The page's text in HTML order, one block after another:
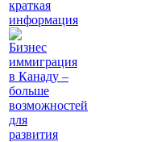
краткая
информация
Бизнес
иммиграция
в Канаду –
больше
возможностей
для
развития